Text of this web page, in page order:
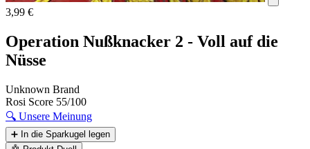
3,99 €
Operation Nußknacker 2 - Voll auf die
Nüsse
Unknown Brand
Rosi Score 55/100
🔍 Unsere Meinung
➕ In die Sparkugel legen